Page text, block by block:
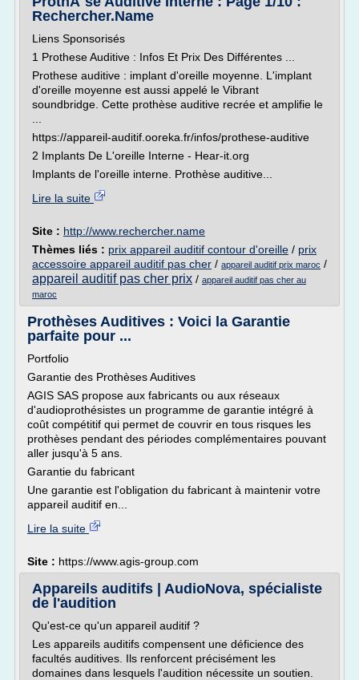
Rechercher.Name
Liens Sponsorisés
1 Prothese Auditive : Infos Et Prix Des Différentes ...
Prothese auditive : implant d'oreille moyenne. L'implant
d'oreille moyenne est aussi appelé le Vibrant
soundbridge. Cette prothèse auditive recrée et amplifie le
https://appareil-auditif.ooreka.fr/infos/prothese-auditive
2 Implants De L'oreille Interne - Hear-it.org
Implants de l'oreille interne. Prothèse auditive...
Lire la suite
Site : http://www.rechercher.name
Thèmes liés : prix appareil auditif contour d'oreille / prix
accessoire appareil auditif pas cher / appareil auditif prix maroc /
appareil auditif pas cher prix / appareil auditif pas cher au
maroc
Prothèses Auditives : Voici la Garantie
parfaite pour ...
Portfolio
Garantie des Prothèses Auditives
AGIS SAS propose aux fabricants ou aux réseaux
d'audioprothésistes un programme de garantie intégré à
coût compétitif qui permet de couvrir en tous risques les
prothèses pendant des périodes complémentaires pouvant
aller jusqu'à 5 ans.
Garantie du fabricant
Une garantie est l'obligation du fabricant à maintenir votre
appareil auditif en...
Lire la suite
Site : https://www.agis-group.com
Appareils auditifs | AudioNova, spécialiste
de l'audition
Qu'est-ce qu'un appareil auditif ?
Les appareils auditifs compensent une déficience des
facultés auditives. Ils renforcent précisément les
domaines dans lesquels l'audition nécessite un soutien.